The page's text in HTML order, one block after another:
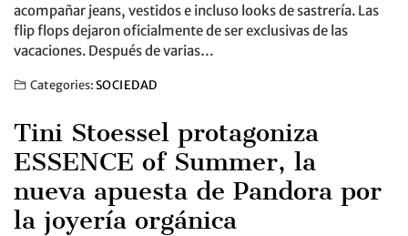
acompañar jeans, vestidos e incluso looks de sastrería. Las
flip flops dejaron oficialmente de ser exclusivas de las
vacaciones. Después de varias…
Categories:SOCIEDAD
Tini Stoessel protagoniza
ESSENCE of Summer, la
nueva apuesta de Pandora por
la joyería orgánica